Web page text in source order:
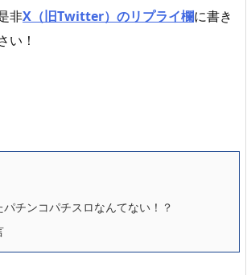
非X（旧Twitter）のリプライ欄に書き
い！
チンコパチスロなんてない！？